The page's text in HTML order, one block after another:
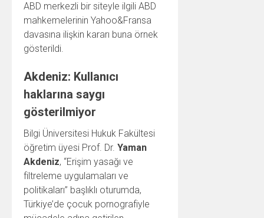
ABD merkezli bir siteyle ilgili ABD
mahkemelerinin Yahoo&Fransa
davasına ilişkin kararı buna örnek
gösterildi.
Akdeniz: Kullanıcı
haklarına saygı
gösterilmiyor
Bilgi Üniversitesi Hukuk Fakültesi
öğretim üyesi Prof. Dr. Yaman
Akdeniz, “Erişim yasağı ve
filtreleme uygulamaları ve
politikaları” başlıklı oturumda,
Türkiye’de çocuk pornografiyle